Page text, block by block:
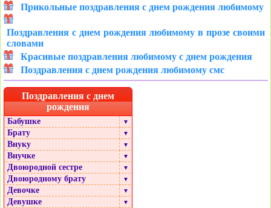
Прикольные поздравления с днем рождения любимому
Поздравления с днем рождения любимому в прозе своими
словами
Красивые поздравления любимому с днем рождения
Поздравления с днем рождения любимому смс
Поздравления с днем
рождения
Бабушке ▼
Брату ▼
Внуку ▼
Внучке ▼
Двоюродной сестре ▼
Двоюродному брату ▼
Девочке ▼
Девушке ▼